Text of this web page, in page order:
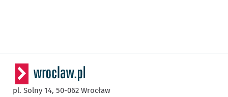
pl. Solny 14, 50-062 Wrocław